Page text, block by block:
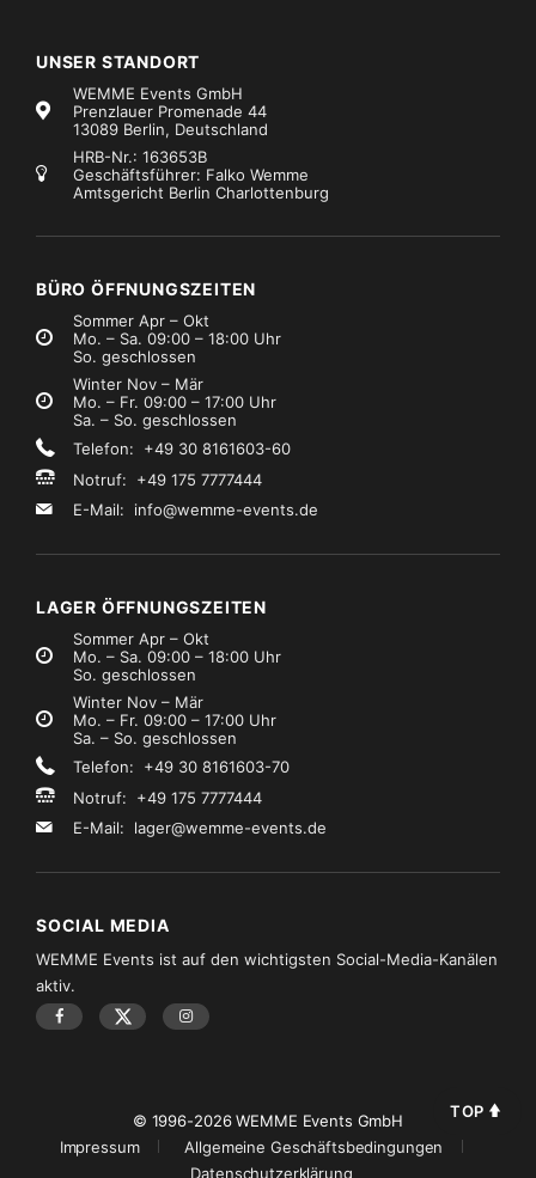
- Drahtlos Marke: Shure
MwSt.)
Mikrophone - Drahtlos
(zzgl. MwSt.)
UNSER STANDORT
WEMME Events GmbH
Prenzlauer Promenade 44
13089 Berlin, Deutschland
HRB-Nr.: 163653B
Geschäftsführer: Falko Wemme
Amtsgericht Berlin Charlottenburg
BÜRO ÖFFNUNGSZEITEN
Sommer Apr – Okt
Mo. – Sa. 09:00 – 18:00 Uhr
So. geschlossen
Winter Nov – Mär
Mo. – Fr. 09:00 – 17:00 Uhr
Sa. – So. geschlossen
Telefon: +49 30 8161603-60
Notruf: +49 175 7777444
E-Mail: info@wemme-events.de
LAGER ÖFFNUNGSZEITEN
Sommer Apr – Okt
Mo. – Sa. 09:00 – 18:00 Uhr
So. geschlossen
Winter Nov – Mär
Mo. – Fr. 09:00 – 17:00 Uhr
Sa. – So. geschlossen
Telefon: +49 30 8161603-70
Notruf: +49 175 7777444
E-Mail: lager@wemme-events.de
SOCIAL MEDIA
WEMME Events ist auf den wichtigsten Social-Media-Kanälen
aktiv.
© 1996-2026 WEMME Events GmbH
Impressum
Allgemeine Geschäftsbedingungen
Datenschutzerklärung
TOP